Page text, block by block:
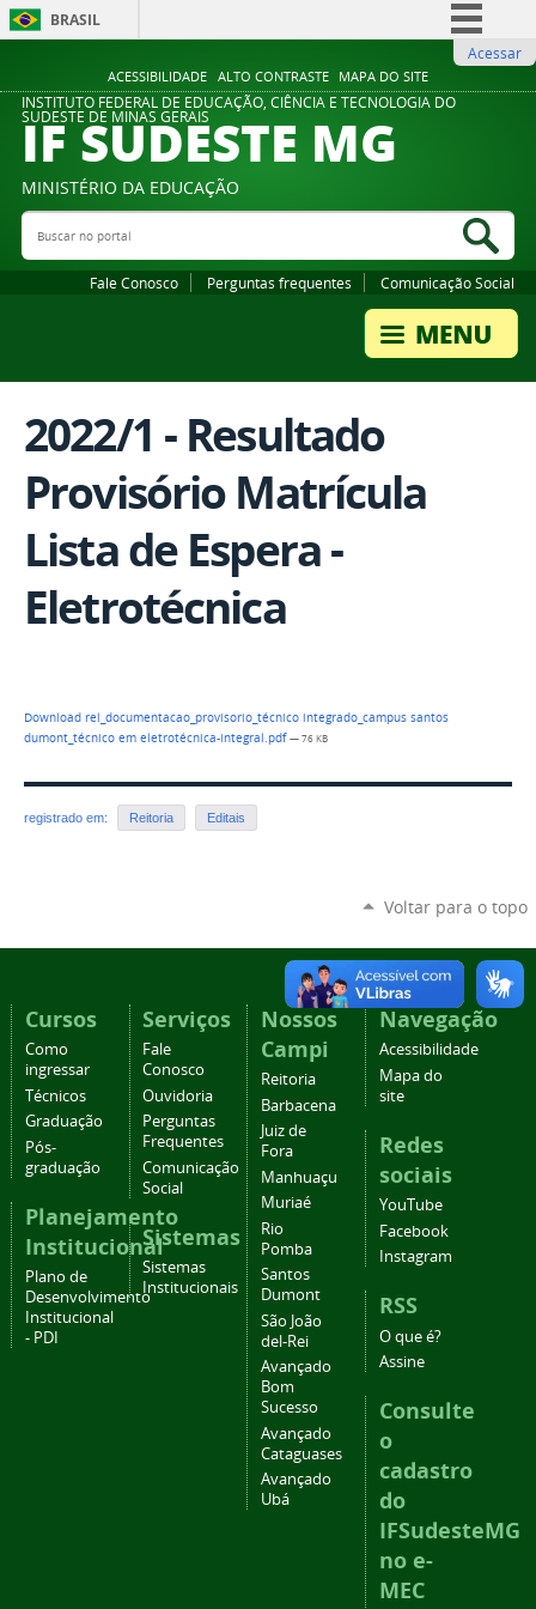
ACESSIBILIDADE ALTO CONTRASTE MAPA DO SITE
BRASIL
Comunica BR
Participe
Legislação
Acessar
INSTITUTO FEDERAL DE EDUCAÇÃO, CIÊNCIA E TECNOLOGIA DO
SUDESTE DE MINAS GERAIS
IF SUDESTE MG
MINISTÉRIO DA EDUCAÇÃO
Buscar no portal
Fale Conosco Perguntas frequentes Comunicação Social
2022/1 - Resultado
Provisório Matrícula
Lista de Espera -
Eletrotécnica
Download rel_documentacao_provisorio_técnico integrado_campus santos
dumont_técnico em eletrotécnica-integral.pdf— 76 KB
registrado em: Reitoria Editais
Voltar para o topo
Cursos
Como
ingressar
Técnicos
Graduação
Pós-
graduação
Planejamento
Institucional
Plano de
Desenvolvimento
Institucional
- PDI
Serviços
Fale
Conosco
Ouvidoria
Perguntas
Frequentes
Comunicação
Social
Sistemas
Sistemas
Institucionais
Nossos
Campi
Reitoria
Barbacena
Juiz de
Fora
Manhuaçu
Muriaé
Rio
Pomba
Santos
Dumont
São João
del-Rei
Avançado
Bom
Sucesso
Avançado
Cataguases
Avançado
Ubá
Navegação
Acessibilidade
Mapa do
site
Redes
sociais
YouTube
Facebook
Instagram
RSS
O que é?
Assine
Consulte
o
cadastro
do
IFSudesteMG
no e-
MEC